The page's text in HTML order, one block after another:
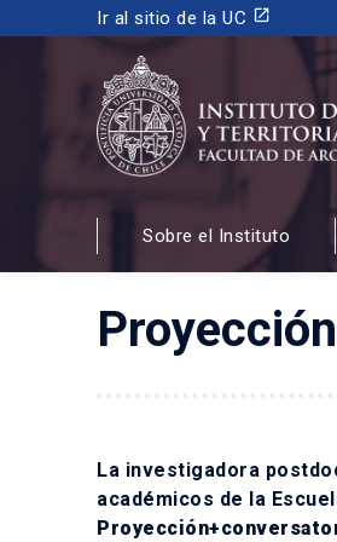
Ir al sitio de la UC launch
INSTITUTO DE
Y TERRITORIALES
FACULTAD DE
Sobre el Instituto
La investigadora
académicos de la